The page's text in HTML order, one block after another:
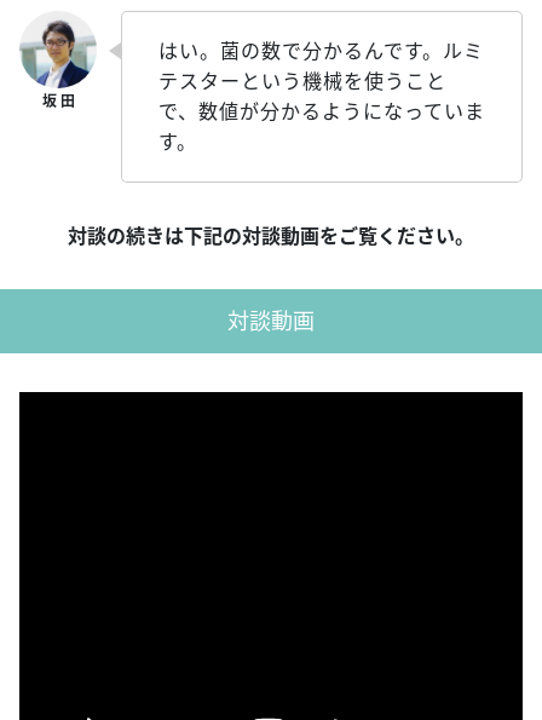
はい。菌の数で分かるんです。ルミ
テスターという機械を使うこと
で、数値が分かるようになっていま
す。
対談の続きは下記の対談動画をご覧ください。
対談動画